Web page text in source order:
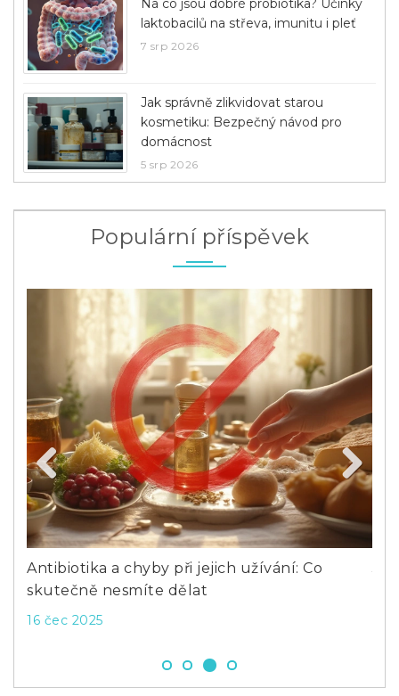
Na co jsou dobré probiotika? Účinky
laktobacilů na střeva, imunitu i pleť
7 srp 2026
Jak správně zlikvidovat starou
kosmetiku: Bezpečný návod pro
domácnost
5 srp 2026
Populární příspěvek
Antibiotika a chyby při jejich užívání: Co
skutečně nesmíte dělat
16 čec 2025
Previous Next